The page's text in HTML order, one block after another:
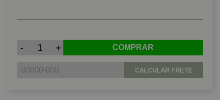
- + COMPRAR
CALCULAR FRETE